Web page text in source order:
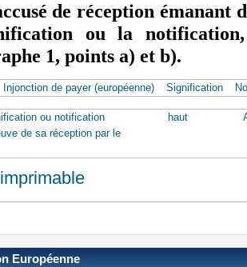
de réception émanant
ou la
1, points a) et b).
Injonction de payer (européenne) Signification
ou notification
de sa réception par le
haut
Européenne